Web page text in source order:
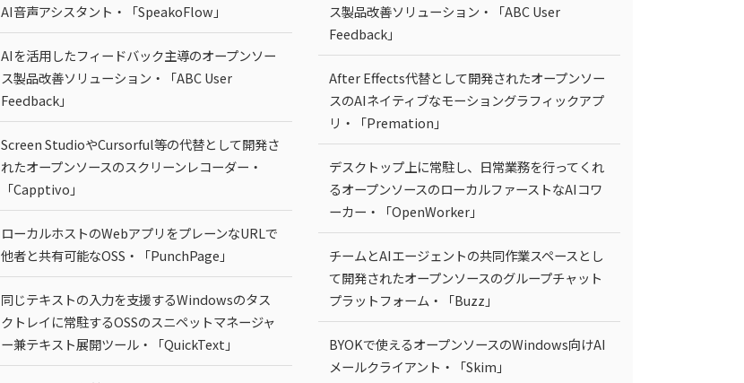
AI音声アシスタント・「SpeakoFlow」
AIを活用したフィードバック主導のオープンソー
ス製品改善ソリューション・「ABC User
Feedback」
Screen StudioやCursorful等の代替として開発さ
れたオープンソースのスクリーンレコーダー・
「Capptivo」
ローカルホストのWebアプリをプレーンなURLで
他者と共有可能なOSS・「PunchPage」
同じテキストの入力を支援するWindowsのタス
クトレイに常駐するOSSのスニペットマネージャ
ー兼テキスト展開ツール・「QuickText」
ス製品改善ソリューション・「ABC User
Feedback」
After Effects代替として開発されたオープンソー
スのAIネイティブなモーショングラフィックアプ
リ・「Premation」
デスクトップ上に常駐し、日常業務を行ってくれ
るオープンソースのローカルファーストなAIコワ
ーカー・「OpenWorker」
チームとAIエージェントの共同作業スペースとし
て開発されたオープンソースのグループチャット
プラットフォーム・「Buzz」
BYOKで使えるオープンソースのWindows向けAI
メールクライアント・「Skim」